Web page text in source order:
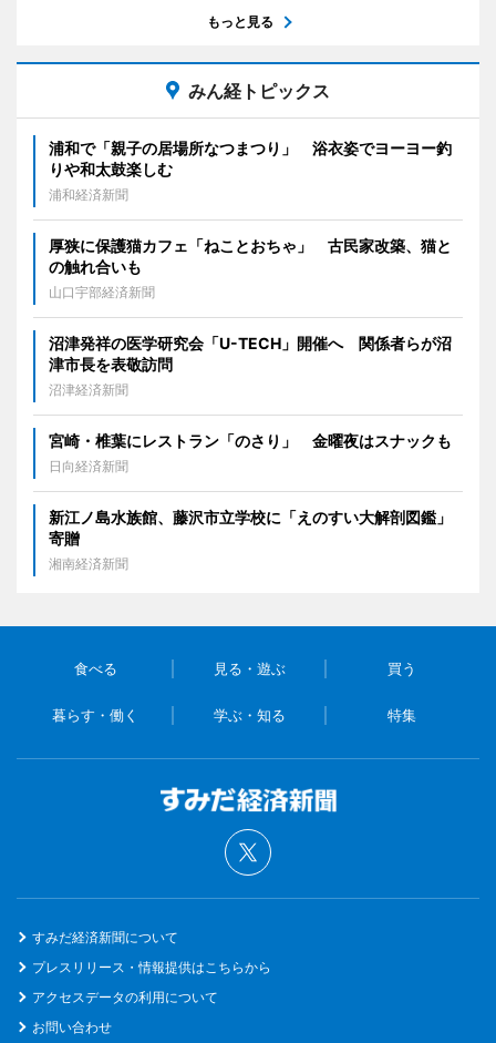
もっと見る
みん経トピックス
浦和で「親子の居場所なつまつり」 浴衣姿でヨーヨー釣
りや和太鼓楽しむ
浦和経済新聞
厚狭に保護猫カフェ「ねことおちゃ」 古民家改築、猫と
の触れ合いも
山口宇部経済新聞
沼津発祥の医学研究会「U-TECH」開催へ 関係者らが沼
津市長を表敬訪問
沼津経済新聞
宮崎・椎葉にレストラン「のさり」 金曜夜はスナックも
日向経済新聞
新江ノ島水族館、藤沢市立学校に「えのすい大解剖図鑑」
寄贈
湘南経済新聞
食べる 見る・遊ぶ 買う
暮らす・働く 学ぶ・知る 特集
すみだ経済新聞について
プレスリリース・情報提供はこちらから
アクセスデータの利用について
お問い合わせ